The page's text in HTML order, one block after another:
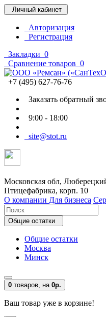
Личный кабинет
Авторизация
Регистрация
Закладки 0
Сравнение товаров 0
+7 (495) 627-76-76
Заказать обратный
9:00 - 18:00
site@stot.ru
Московская обл,
Птицефабрика, корп. 10
О компании Для бизнеса
Общие остатки
Общие остатки
Москва
Минск
0 товаров, на 0р.
Ваш товар уже в корзине!